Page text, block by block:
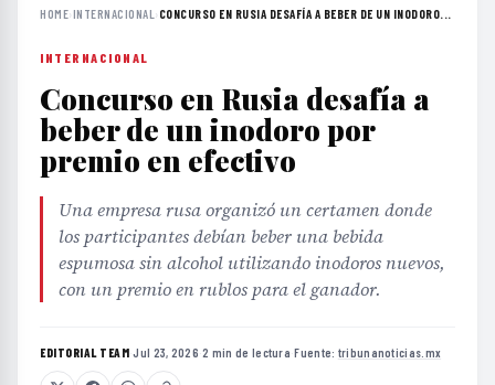
HOME›INTERNACIONAL › CONCURSO EN RUSIA DESAFÍA A BEBER DE UN INODORO...
INTERNACIONAL
Concurso en Rusia desafía a
beber de un inodoro por
premio en efectivo
Una empresa rusa organizó un certamen donde
los participantes debían beber una bebida
espumosa sin alcohol utilizando inodoros nuevos,
con un premio en rublos para el ganador.
EDITORIAL TEAM·Jul 23, 2026·2 min de lectura·Fuente: tribunanoticias.mx